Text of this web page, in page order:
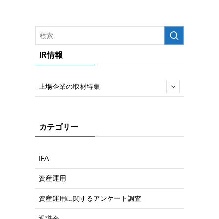
IR情報
上場企業の取材特集
カテゴリー
IFA
資産運用
資産運用に関するアンケート調査